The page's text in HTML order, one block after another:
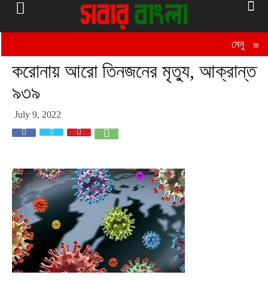
মেনু ≡
করোনায় আরো তিনজনের মৃত্যু, আক্রান্ত
৯৩৯
July 9, 2022